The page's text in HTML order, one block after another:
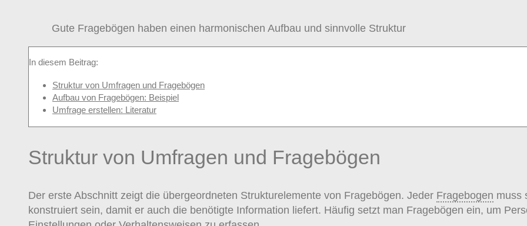
Gute Fragebögen haben einen harmonischen Aufbau und sinnvolle Struktur
In diesem Beitrag:
Struktur von Umfragen und Fragebögen
Aufbau von Fragebögen: Beispiel
Umfrage erstellen: Literatur
Struktur von Umfragen und Fragebögen
Der erste Abschnitt zeigt die übergeordneten Strukturelemente von Fragebögen. Jeder Fragebogen muss
konstruiert sein, damit er auch die benötigte Information liefert. Häufig setzt man Fragebögen ein, um